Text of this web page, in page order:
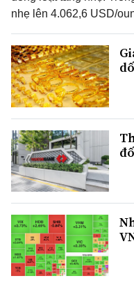
nhẹ lên 4.062,6 USD/